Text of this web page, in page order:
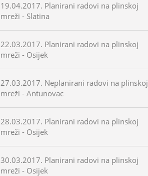
19.04.2017. Planirani radovi na plinskoj
mreži - Slatina
22.03.2017. Planirani radovi na plinskoj
mreži - Osijek
27.03.2017. Neplanirani radovi na plinskoj
mreži - Antunovac
28.03.2017. Planirani radovi na plinskoj
mreži - Osijek
30.03.2017. Planirani radovi na plinskoj
mreži - Osijek